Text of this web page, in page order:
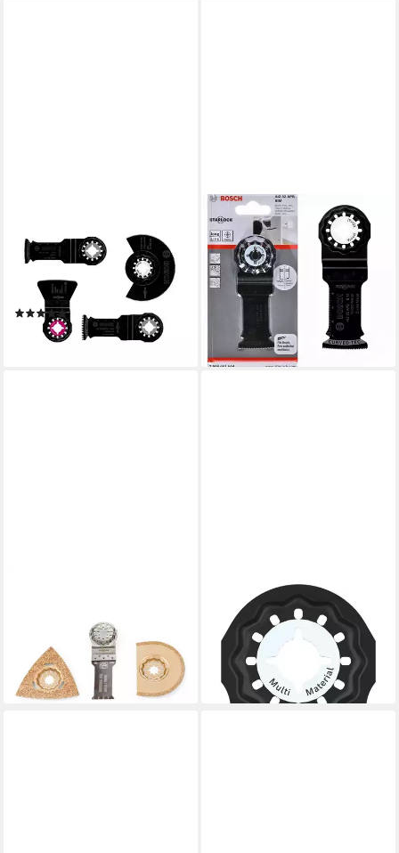
Sägeblatt Boden- und
Installationssets für
Multifunktionswer (4-St),
Starlock
(4)
22,99 €
lieferbar - in 3-4 Werktagen bei dir
BOSCH PROFESSIONAL
Tauchsägeblatt Bosch 5 x
Tauchsägeblatt Starlock AIZ
32 APB Wood and Metal
50x32 mm
46,99 €
lieferbar - in 3-4 Werktagen bei dir
TILE WORKING 3-teilig
ab 51,86 €
lieferbar - in 2-3 Werktagen bei dir
Tauchsägeblatt, AIZ 10 AB
Multi Material, Starlock, 10 x
25 mm - 1er Pack
13,98 €
lieferbar - in 2-3 Werktagen bei dir